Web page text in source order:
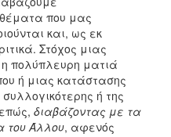
θέματα που μας
και, ως εκ
Στόχος μιας
η πολύπλευρη ματιά
ή μιας κατάστασης
ή της
διαβάζοντας με τα
του Άλλου, αφενός